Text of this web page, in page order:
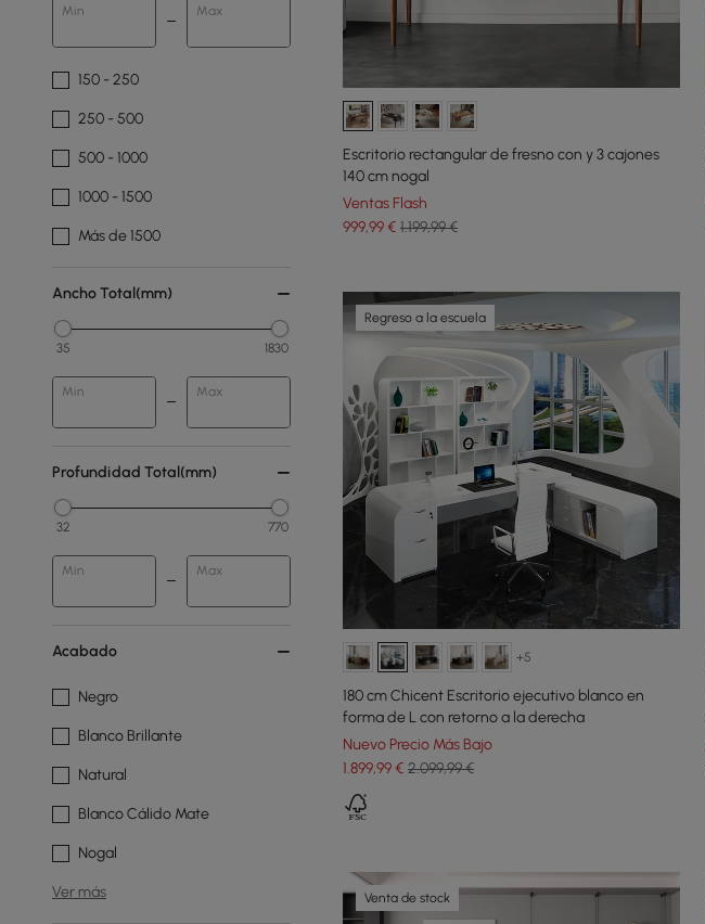
Min Max
150 - 250
250 - 500
500 - 1000
1000 - 1500
Más de 1500
Ancho Total(mm)
35 1830
Min Max
Profundidad Total(mm)
32 770
Min Max
Acabado
Negro
Blanco Brillante
Natural
Blanco Cálido Mate
Nogal
Ver más
Escritorio rectangular de fresno con y 3 cajones
140 cm nogal
Ventas Flash
999,99€ 1.199,99 €
Regreso a la escuela
+5
180 cm Chicent Escritorio ejecutivo blanco en
forma de L con retorno a la derecha
Nuevo Precio Más Bajo
1.899,99€ 2.099,99 €
Venta de stock